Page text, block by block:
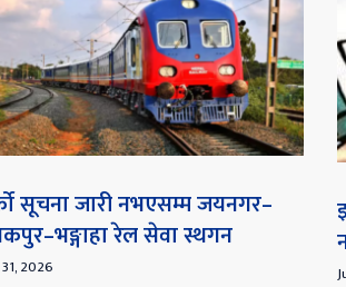
सूचना जारी नभएसम्म जयनगर–
रेल सेवा स्थगन
2026